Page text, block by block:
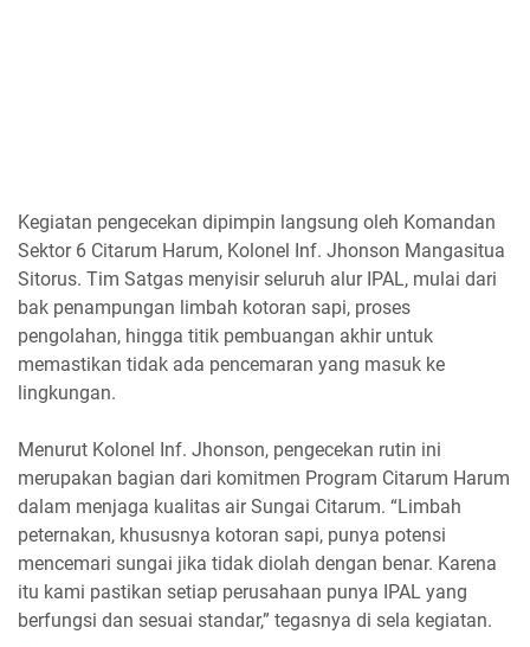
Kegiatan pengecekan dipimpin langsung oleh Komandan
Sektor 6 Citarum Harum, Kolonel Inf. Jhonson Mangasitua
Sitorus. Tim Satgas menyisir seluruh alur IPAL, mulai dari
bak penampungan limbah kotoran sapi, proses
pengolahan, hingga titik pembuangan akhir untuk
memastikan tidak ada pencemaran yang masuk ke
lingkungan.
Menurut Kolonel Inf. Jhonson, pengecekan rutin ini
merupakan bagian dari komitmen Program Citarum Harum
dalam menjaga kualitas air Sungai Citarum. “Limbah
peternakan, khususnya kotoran sapi, punya potensi
mencemari sungai jika tidak diolah dengan benar. Karena
itu kami pastikan setiap perusahaan punya IPAL yang
berfungsi dan sesuai standar,” tegasnya di sela kegiatan.